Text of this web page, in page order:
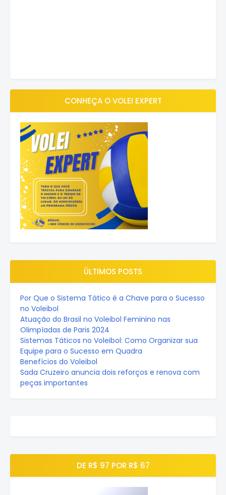
CONHEÇA O VOLEI EXPERT
ÚLTIMOS POSTS
Por Que o Sistema Tático é a Chave para o Sucesso
no Voleibol
Atuação do Brasil no Voleibol Feminino nas
Olimpíadas de Paris 2024
Sistemas Táticos no Voleibol: Como Organizar sua
Equipe para o Sucesso em Quadra
Benefícios do Voleibol
Sada Cruzeiro anuncia dois reforços e renova com
peças importantes
DE R$ 97 POR R$ 67